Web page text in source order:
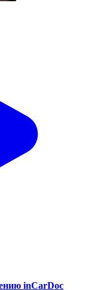
inCarDoc